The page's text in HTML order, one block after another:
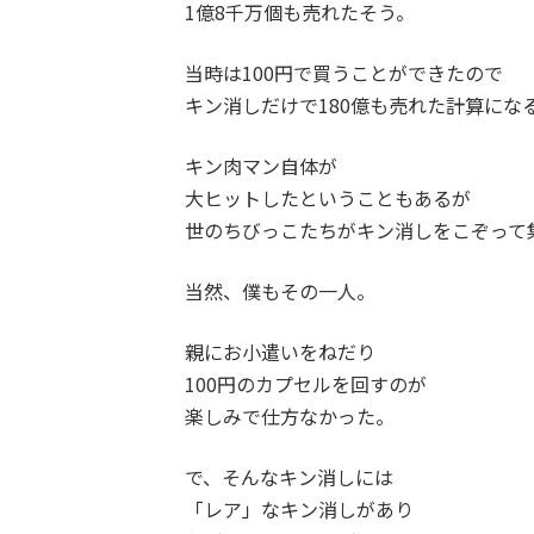
1億8千万個も売れたそう。
当時は100円で買うことができたので
キン消しだけで180億も売れた計算にな
キン肉マン自体が
大ヒットしたということもあるが
世のちびっこたちがキン消しをこぞって
当然、僕もその一人。
親にお小遣いをねだり
100円のカプセルを回すのが
楽しみで仕方なかった。
で、そんなキン消しには
「レア」なキン消しがあり